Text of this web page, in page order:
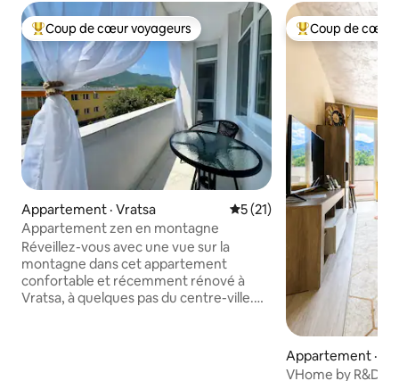
Coup de cœur voyageurs parmi les plus aimés
Coup de cœur voyageurs
Appartement · Vratsa Note moyenne de 5 sur 5,
5 (21)
Appartement zen en montagne
Réveillez-vous avec une vue sur la
montagne dans cet appartement
confortable et récemment rénové à
Vratsa, à quelques pas du centre-ville.
Coup de cœur
Coup de cœur
Appartement ·
VHome by R&D -